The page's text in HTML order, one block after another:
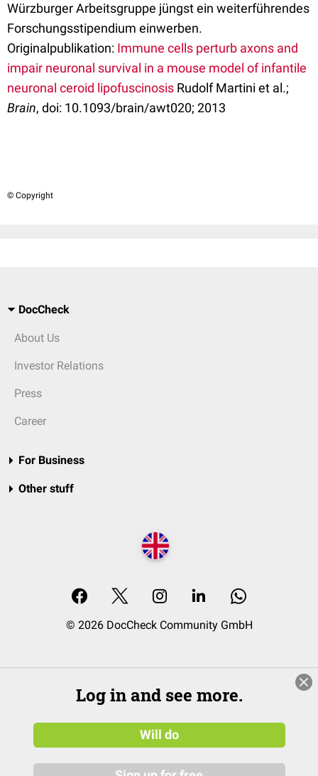
Würzburger Arbeitsgruppe jüngst ein weiterführendes
Forschungsstipendium einwerben.
Originalpublikation: Immune cells perturb axons and
impair neuronal survival in a mouse model of infantile
neuronal ceroid lipofuscinosis Rudolf Martini et al.;
Brain, doi: 10.1093/brain/awt020; 2013
© Copyright
DocCheck
About Us
Investor Relations
Press
Career
For Business
Other stuff
© 2026 DocCheck Community GmbH
Log in and see more.
Will do